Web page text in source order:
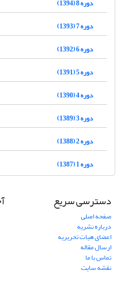
دوره 8 (1394)
دوره 7 (1393)
دوره 6 (1392)
دوره 5 (1391)
دوره 4 (1390)
دوره 3 (1389)
دوره 2 (1388)
دوره 1 (1387)
دسترسی سریع
صفحه اصلی
درباره نشریه
اعضای هیات تحریریه
ارسال مقاله
تماس با ما
نقشه سایت